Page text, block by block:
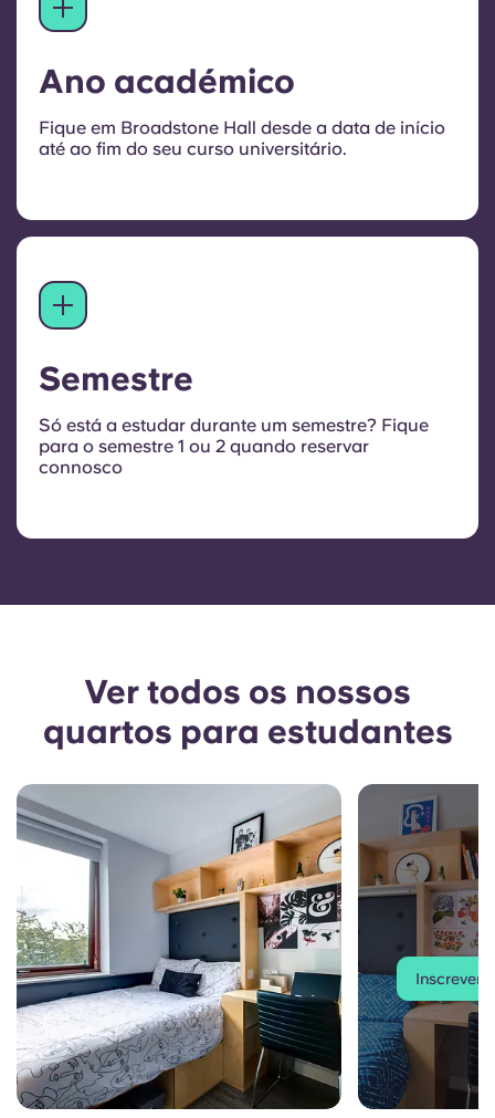
Ano académico
Fique em Broadstone Hall desde a data de início
até ao fim do seu curso universitário.
Semestre
Só está a estudar durante um semestre? Fique
para o semestre 1 ou 2 quando reservar
connosco
Ver todos os nossos
quartos para estudantes
Inscrever-